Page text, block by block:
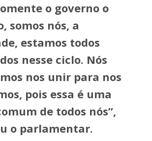
o governo o
somos nós, a
estamos todos
nesse ciclo. Nós
nos unir para nos
pois essa é uma
de todos nós”,
o parlamentar.